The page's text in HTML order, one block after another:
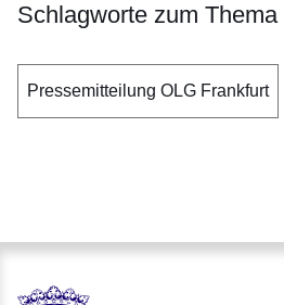
Schlagworte zum Thema
Pressemitteilung OLG Frankfurt